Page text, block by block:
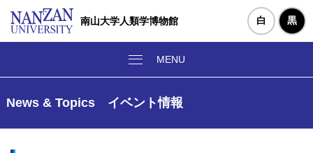
南山大学人類学博物館 白 黒
News & Topics イベント情報